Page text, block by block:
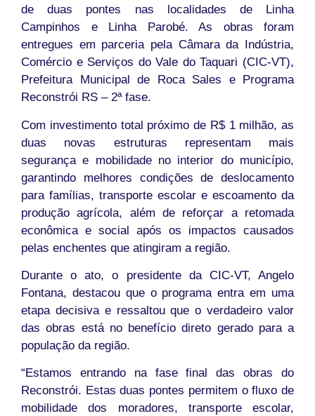
de duas pontes nas localidades de Linha
Campinhos e Linha Parobé. As obras foram
entregues em parceria pela Câmara da Indústria,
Comércio e Serviços do Vale do Taquari (CIC-VT),
Prefeitura Municipal de Roca Sales e Programa
Reconstrói RS – 2ª fase.
Com investimento total próximo de R$ 1 milhão, as
duas novas estruturas representam mais
segurança e mobilidade no interior do município,
garantindo melhores condições de deslocamento
para famílias, transporte escolar e escoamento da
produção agrícola, além de reforçar a retomada
econômica e social após os impactos causados
pelas enchentes que atingiram a região.
Durante o ato, o presidente da CIC-VT, Angelo
Fontana, destacou que o programa entra em uma
etapa decisiva e ressaltou que o verdadeiro valor
das obras está no benefício direto gerado para a
população da região.
“Estamos entrando na fase final das obras do
Reconstrói. Estas duas pontes permitem o fluxo de
mobilidade dos moradores, transporte escolar,